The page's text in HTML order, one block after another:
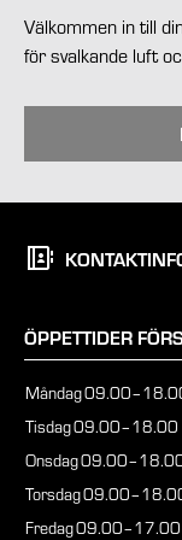
Välkommen in till
för svalkande luft
ÖPPETTIDER
Måndag
Tisdag09.00–18.00
Onsdag
Torsdag
Fredag09.00–17.00